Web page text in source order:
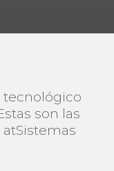
tecnológico
son las